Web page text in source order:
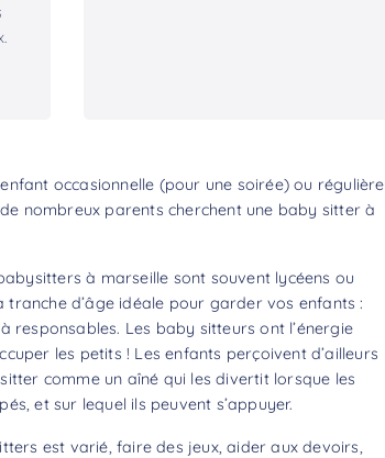
occasionnelle (pour une soirée) ou régulière
nombreux parents cherchent une baby sitter à
à marseille sont souvent lycéens ou
tranche d’âge idéale pour garder vos enfants :
responsables. Les baby sitteurs ont l’énergie
les petits ! Les enfants perçoivent d’ailleurs
comme un aîné qui les divertit lorsque les
et sur lequel ils peuvent s’appuyer.
est varié, faire des jeux, aider aux devoirs,